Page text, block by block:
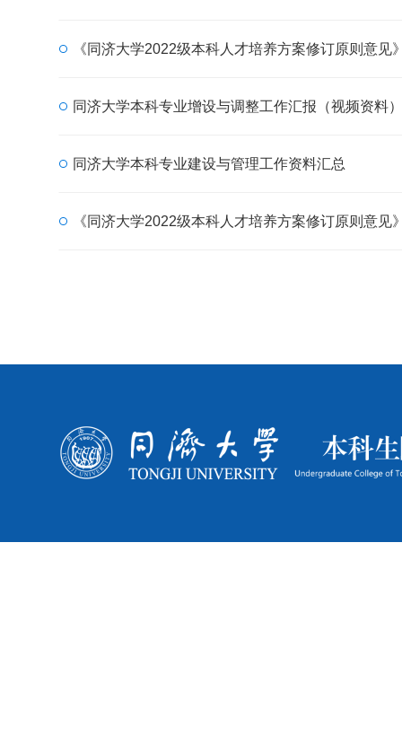
《同济大学2022级本科人才培养方案修订原则意见
同济大学本科专业增设与调整工作汇报（视频资料）
同济大学本科专业建设与管理工作资料汇总
《同济大学2022级本科人才培养方案修订原则意见